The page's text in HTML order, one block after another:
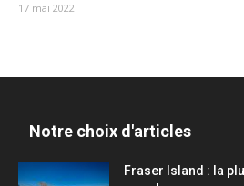
17 mai 2022
Notre choix d'articles
Fraser Island : la